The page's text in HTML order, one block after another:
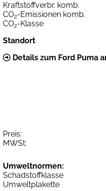
Kraftstoffverbr. komb.
CO2-Emissionen komb.
CO2-Klasse
Standort
Details zum Ford Puma
Preis:
MWSt:
Umweltnormen:
Schadstoffklasse
Umweltplakette